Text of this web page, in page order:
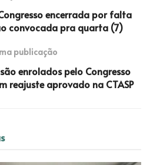
encerrada por falta
convocada pra quarta (7)
publicação
são enrolados pelo Congresso
reajuste aprovado na CTASP